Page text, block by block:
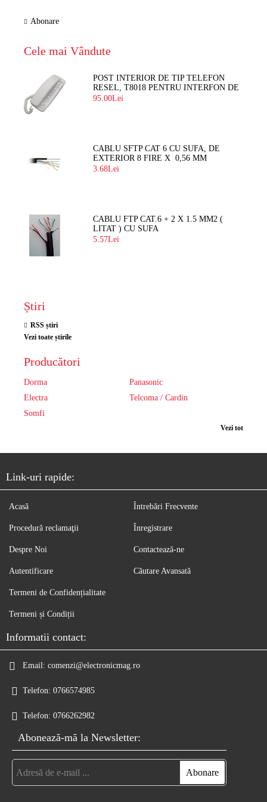
Abonare
Cele mai Vândute
POST INTERIOR DE TIP TELEFON
RESEL, T8018 PENTRU INTERFON DE
BLOC
95.00Lei
CABLU SFTP CAT 6 CU SUFA, DE
EXTERIOR 8 FIRE X 0,56 MM
3.68Lei
CABLU FTP CAT.6 + 2 X 1.5 MM2 (
LITAT ) CU SUFA
5.57Lei
Știri
RSS știri
Vezi toate știrile
Producători
Dorma
Panasonic
Electra
Telcoma / Cardin
Somfi
Vezi tot
Link-uri rapide:
Acasă
Procedură reclamaţii
Despre Noi
Autentificare
Întrebări Frecvente
Înregistrare
Contactează-ne
Căutare Avansată
Termeni de Confidențialitate
Termeni și Condiții
Informatii contact:
Email: comenzi@electronicmag.ro
Telefon: 0766574985
Telefon: 0766262982
Abonează-mă la Newsletter: